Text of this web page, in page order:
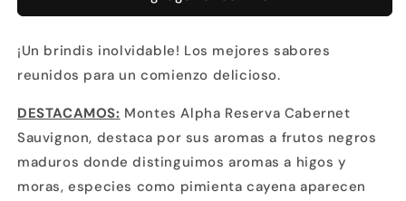
Cabernet
Cabernet
¡Un brindis inolvidable! Los mejores sabores
reunidos para un comienzo delicioso.
DESTACAMOS: Montes Alpha Reserva Cabernet
Sauvignon, destaca por sus aromas a frutos negros
maduros donde distinguimos aromas a higos y
moras, especies como pimienta cayena aparecen